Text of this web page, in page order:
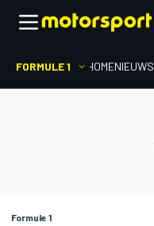
FORMULE 1 HOMENIEUWS
Formule 1